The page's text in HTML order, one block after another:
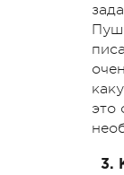
это
3.